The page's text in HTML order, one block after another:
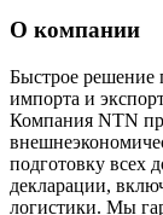
О компании
Быстрое решение
импорта и
Компания NTN
подготовку всех
декларации,
логистики. Мы